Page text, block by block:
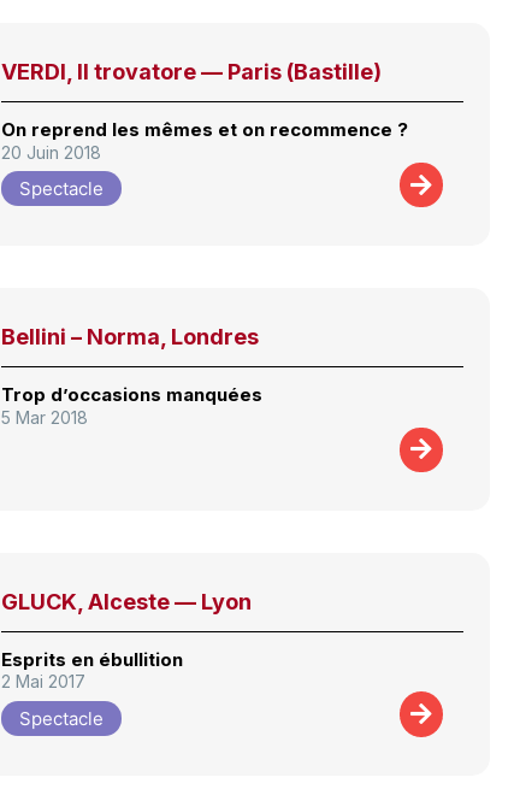
VERDI, Il trovatore — Paris (Bastille)
On reprend les mêmes et on recommence ?
20 Juin 2018
Spectacle
Bellini – Norma, Londres
Trop d’occasions manquées
5 Mar 2018
GLUCK, Alceste — Lyon
Esprits en ébullition
2 Mai 2017
Spectacle